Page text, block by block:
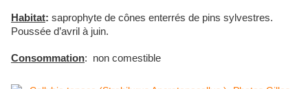
Habitat: saprophyte de cônes enterrés de pins sylvestres.
Poussée d’avril à juin.
Consommation: non comestible